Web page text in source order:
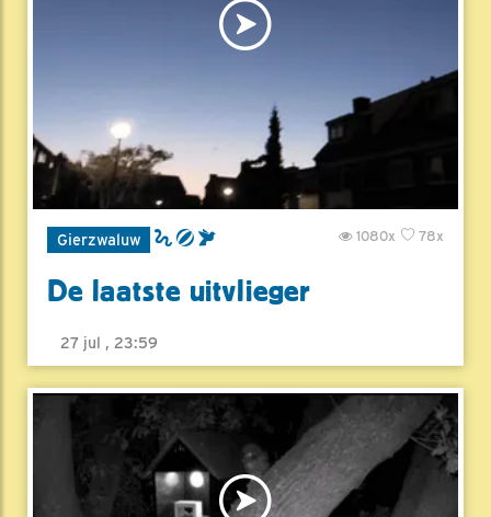
Gierzwaluw 78x
1080x
De laatste uitvlieger
27 jul , 23:59